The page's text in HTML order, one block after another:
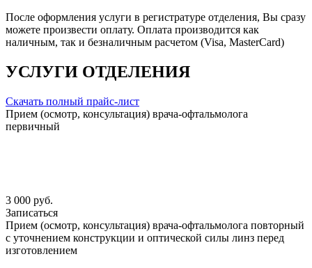
После оформления услуги в регистратуре отделения, Вы сразу
можете произвести оплату. Оплата производится как
наличным, так и безналичным расчетом (Visa, MasterCard)
УСЛУГИ ОТДЕЛЕНИЯ
Скачать полный прайс-лист
Прием (осмотр, консультация) врача-офтальмолога
первичный
3 000 руб.
Записаться
Прием (осмотр, консультация) врача-офтальмолога повторный
с уточнением конструкции и оптической силы линз перед
изготовлением